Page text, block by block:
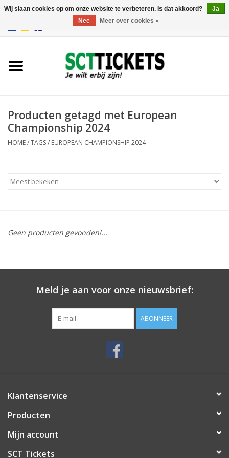
Producten getagd met European
Championship 2024
HOME/TAGS/ EUROPEAN CHAMPIONSHIP 2024
Geen producten gevonden!...
Meld je aan voor onze nieuwsbrief:
ABONNEER
Klantenservice
Producten
Mijn account
SCT Tickets
Wij slaan cookies op om onze website te verbeteren. Is dat akkoord?
Ja
Nee
Meer over cookies »